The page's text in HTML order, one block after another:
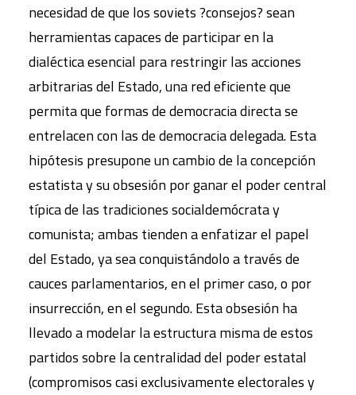
necesidad de que los soviets ?consejos? sean
herramientas capaces de participar en la
dialéctica esencial para restringir las acciones
arbitrarias del Estado, una red eficiente que
permita que formas de democracia directa se
entrelacen con las de democracia delegada. Esta
hipótesis presupone un cambio de la concepción
estatista y su obsesión por ganar el poder central
típica de las tradiciones socialdemócrata y
comunista; ambas tienden a enfatizar el papel
del Estado, ya sea conquistándolo a través de
cauces parlamentarios, en el primer caso, o por
insurrección, en el segundo. Esta obsesión ha
llevado a modelar la estructura misma de estos
partidos sobre la centralidad del poder estatal
(compromisos casi exclusivamente electorales y